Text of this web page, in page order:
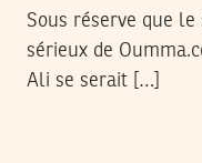
Sous réserve que
sérieux de
Ali se serait […]